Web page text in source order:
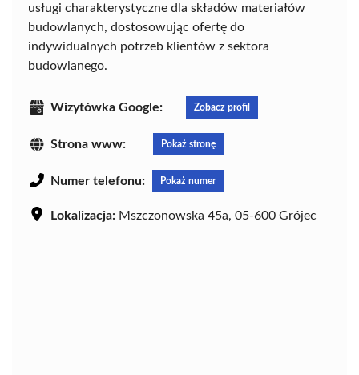
usługi charakterystyczne dla składów materiałów
budowlanych, dostosowując ofertę do
indywidualnych potrzeb klientów z sektora
budowlanego.
Wizytówka Google: Zobacz profil
Strona www: Pokaż stronę
Numer telefonu: Pokaż numer
Lokalizacja: Mszczonowska 45a, 05-600 Grójec